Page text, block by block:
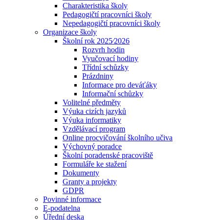
Charakteristika školy
Pedagogičtí pracovníci školy
Nepedagogičtí pracovníci školy
Organizace školy
Školní rok 2025⁄2026
Rozvrh hodin
Vyučovací hodiny
Třídní schůzky
Prázdniny
Informace pro deváťáky
Informační schůzky
Volitelné předměty
Výuka cizích jazyků
Výuka informatiky
Vzdělávací program
Online procvičování školního učiva
Výchovný poradce
Školní poradenské pracoviště
Formuláře ke stažení
Dokumenty
Granty a projekty
GDPR
Povinné informace
E-podatelna
Úřední deska